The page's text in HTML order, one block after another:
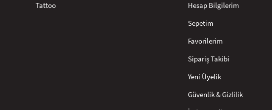
Tattoo
Hesap Bilgilerim
Sepetim
Favorilerim
Sipariş Takibi
Yeni Üyelik
Güvenlik & Gizlilik